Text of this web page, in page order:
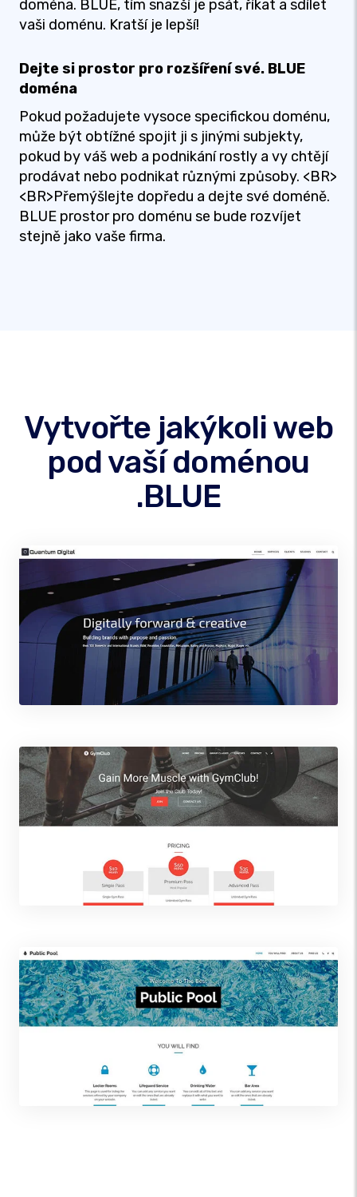
doména. BLUE, tím snazší je psát, říkat a sdílet
vaši doménu. Kratší je lepší!
Dejte si prostor pro rozšíření své. BLUE
doména
Pokud požadujete vysoce specifickou doménu,
může být obtížné spojit ji s jinými subjekty,
pokud by váš web a podnikání rostly a vy chtějí
prodávat nebo podnikat různými způsoby. <BR>
<BR>Přemýšlejte dopředu a dejte své doméně.
BLUE prostor pro doménu se bude rozvíjet
stejně jako vaše firma.
Vytvořte jakýkoli web
pod vaší doménou
.BLUE